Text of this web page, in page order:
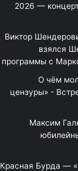
2026 —
Виктор
взялся
программы с
«О чём
цензуры» -
Максим
Красная Бурда —